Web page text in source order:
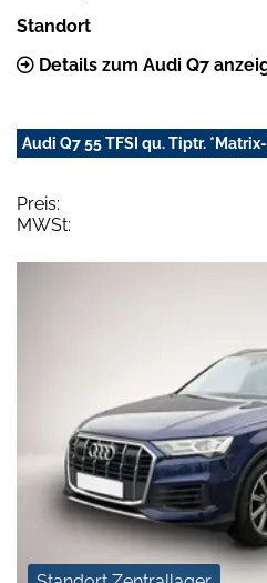
Standort
Details zum Audi Q7
Audi Q7 55 TFSI qu. Tiptr.
Preis:
MWSt: